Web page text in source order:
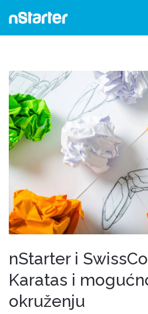
nStarter i
Karatas i
okruženju